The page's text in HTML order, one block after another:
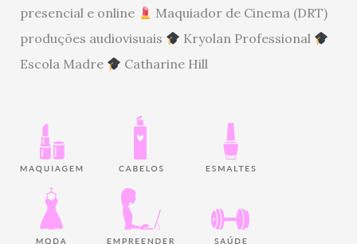
presencial e online
Maquiador de Cinema (DRT)
produções audiovisuais
Kryolan Professional
Escola Madre
Catharine Hill